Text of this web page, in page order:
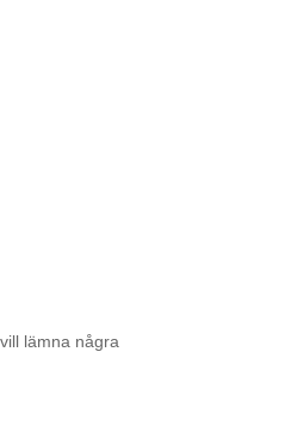
lämna några